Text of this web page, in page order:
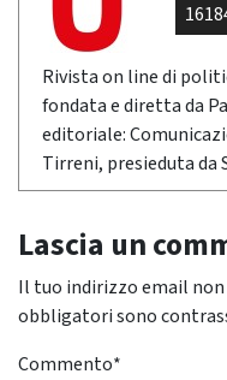
Rivista on line di
fondata e diretta da
editoriale:
Tirreni, presieduta da
Lascia un
Il tuo indirizzo email
obbligatori sono
Commento*